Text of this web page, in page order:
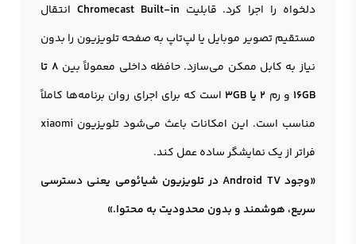
دلخواه را اجرا کرد. قابلیت Chromecast Built-in انتقال
مستقیم تصویر موبایل یا لپ‌تاپ به صفحه تلویزیون را بدون
نیاز به کابل ممکن می‌سازد. حافظه داخلی معمولاً بین
8 تا
16GB و رم 2 یا 3GB
است که برای اجرای روان برنامه‌ها کاملاً
مناسب است. این امکانات باعث می‌شود تلویزیون xiaomi
فراتر از یک نمایشگر ساده عمل کند.
«وجود Android TV در تلويزيون شيائومي یعنی دسترسی
سریع، هوشمند و بدون محدودیت به محتوا.»